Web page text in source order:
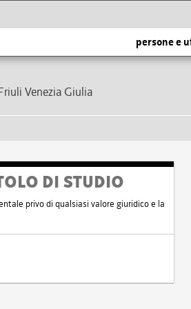
persone e
Venezia Giulia
DI STUDIO
privo di qualsiasi valore giuridico e la